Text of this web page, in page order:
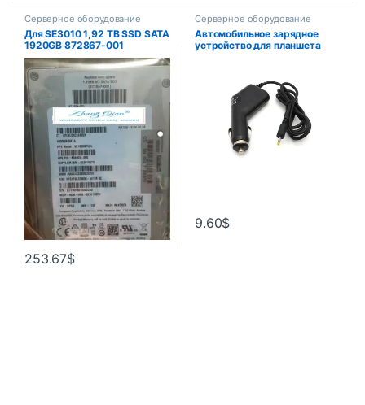
Серверное оборудование
Для SE3010 1,92 TB SSD SATA
1920GB 872867-001
SE3010STD 1,92 T
253.67$
Серверное оборудование
Автомобильное зарядное
устройство для планшета
блок питания, 12 В, 2 А, 2,5
мм/2,5*0,7 мм
9.60$